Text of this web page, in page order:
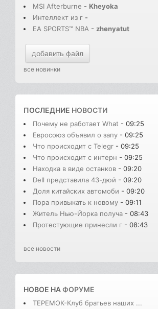
MSI Afterburne - Kheyoka
Интеллект из г -
EA SPORTS™ NBA - zhenyatut
добавить файл
все новинки
ПОСЛЕДНИЕ НОВОСТИ
Почему не работает What - 09:25
Евросоюз объявил о запу - 09:25
Что происходит с Telegr - 09:25
Что происходит с интерн - 09:25
Находка в виде останков - 09:20
Dell представила 43-дюй - 09:20
Доля китайских автомоби - 09:20
Пора привыкать к новому - 09:11
Житель Нью-Йорка получа - 08:43
Протестующие принесли г - 08:43
все новости
НОВОЕ НАФОРУМЕ
ТЕРЕМОК-Клуб братьев наших ...